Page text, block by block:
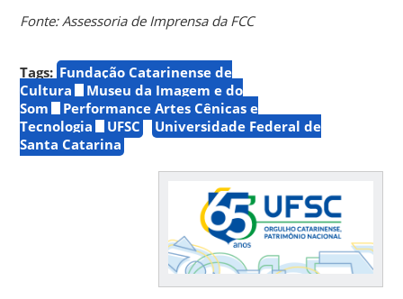
Fonte: Assessoria de Imprensa da FCC
Tags: Fundação Catarinense de
Cultura
Museu da Imagem e do
Som
Performance Artes Cênicas e
Tecnologia
UFSC
Universidade Federal de
Santa Catarina